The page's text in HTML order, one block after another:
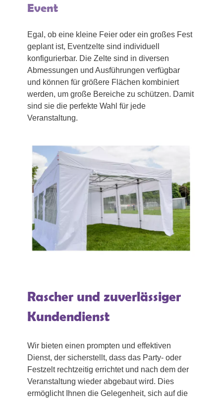
Event
Egal, ob eine kleine Feier oder ein großes Fest
geplant ist, Eventzelte sind individuell
konfigurierbar. Die Zelte sind in diversen
Abmessungen und Ausführungen verfügbar
und können für größere Flächen kombiniert
werden, um große Bereiche zu schützen. Damit
sind sie die perfekte Wahl für jede
Veranstaltung.
Rascher und zuverlässiger
Kundendienst
Wir bieten einen prompten und effektiven
Dienst, der sicherstellt, dass das Party- oder
Festzelt rechtzeitig errichtet und nach dem der
Veranstaltung wieder abgebaut wird. Dies
ermöglicht Ihnen die Gelegenheit, sich auf die